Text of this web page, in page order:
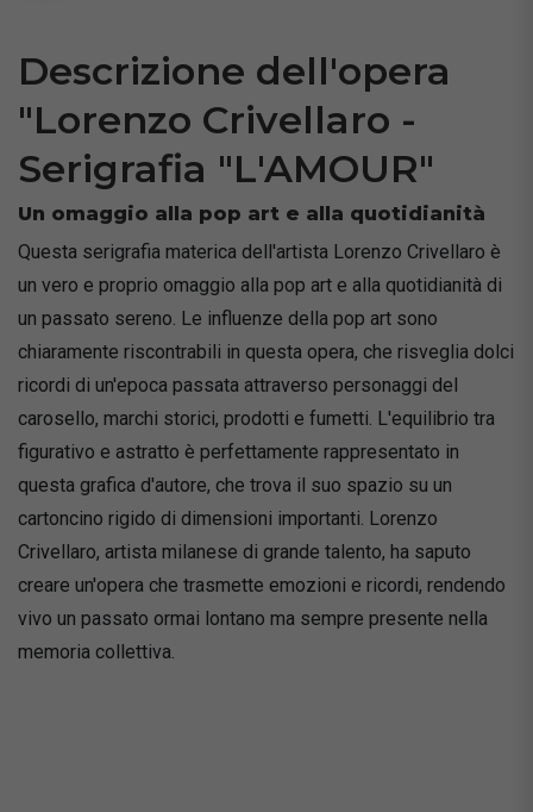
Descrizione dell'opera
"Lorenzo Crivellaro -
Serigrafia "L'AMOUR"
Un omaggio alla pop art e alla quotidianità
Questa serigrafia materica dell'artista Lorenzo Crivellaro è
un vero e proprio omaggio alla pop art e alla quotidianità di
un passato sereno. Le influenze della pop art sono
chiaramente riscontrabili in questa opera, che risveglia dolci
ricordi di un'epoca passata attraverso personaggi del
carosello, marchi storici, prodotti e fumetti. L'equilibrio tra
figurativo e astratto è perfettamente rappresentato in
questa grafica d'autore, che trova il suo spazio su un
cartoncino rigido di dimensioni importanti. Lorenzo
Crivellaro, artista milanese di grande talento, ha saputo
creare un'opera che trasmette emozioni e ricordi, rendendo
vivo un passato ormai lontano ma sempre presente nella
memoria collettiva.